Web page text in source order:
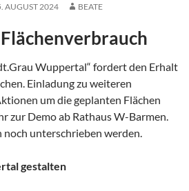
AUGUST 2024 BEATE
Wuppertal“ fordert den Erhalt
Einladung zu weiteren
um die geplanten Flächen
zur Demo ab Rathaus W-Barmen.
unterschrieben werden.
gestalten